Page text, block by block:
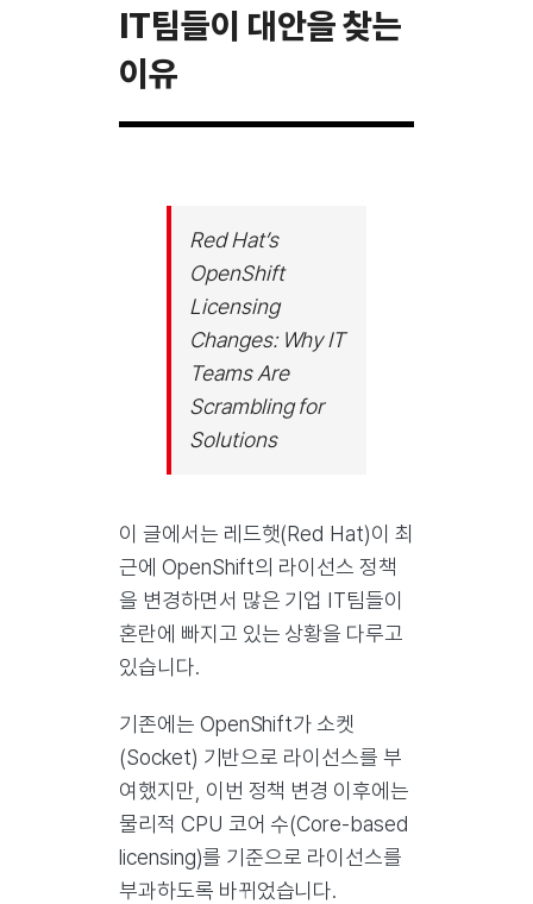
IT팀들이 대안을 찾는
이유
Red Hat’s
OpenShift
Licensing
Changes: Why IT
Teams Are
Scrambling for
Solutions
이 글에서는 레드햇(Red Hat)이 최
근에 OpenShift의 라이선스 정책
을 변경하면서 많은 기업 IT팀들이
혼란에 빠지고 있는 상황을 다루고
있습니다.
기존에는 OpenShift가 소켓
(Socket) 기반으로 라이선스를 부
여했지만, 이번 정책 변경 이후에는
물리적 CPU 코어 수(Core-based
licensing)를 기준으로 라이선스를
부과하도록 바뀌었습니다.